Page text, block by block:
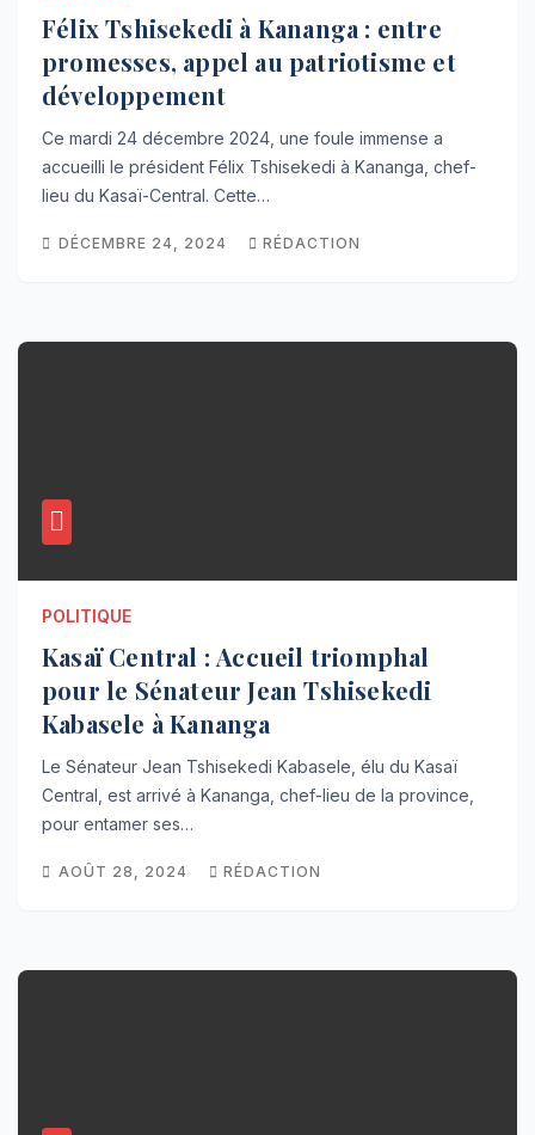
Félix Tshisekedi à Kananga : entre
promesses, appel au patriotisme et
développement
Ce mardi 24 décembre 2024, une foule immense a
accueilli le président Félix Tshisekedi à Kananga, chef-
lieu du Kasaï-Central. Cette…
DÉCEMBRE 24, 2024 RÉDACTION
POLITIQUE
Kasaï Central : Accueil triomphal
pour le Sénateur Jean Tshisekedi
Kabasele à Kananga
Le Sénateur Jean Tshisekedi Kabasele, élu du Kasaï
Central, est arrivé à Kananga, chef-lieu de la province,
pour entamer ses…
AOÛT 28, 2024 RÉDACTION